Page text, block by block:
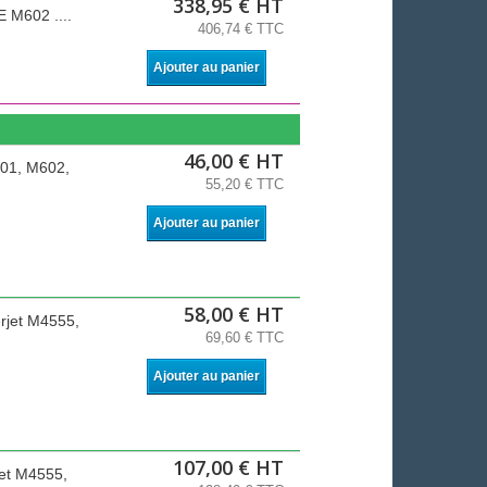
M602 .... 338,95 € HT
406,74 € TTC
Ajouter au panier
M602, 46,00 € HT
55,20 € TTC
Ajouter au panier
M4555, 58,00 € HT
69,60 € TTC
Ajouter au panier
M4555, 107,00 € HT